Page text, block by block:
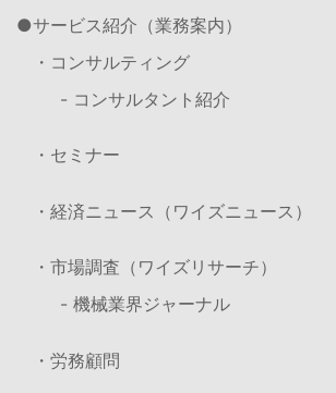
サービス紹介（業務案内）
・コンサルティング
- コンサルタント紹介
・セミナー
・経済ニュース（ワイズニュース）
・市場調査（ワイズリサーチ）
- 機械業界ジャーナル
・労務顧問